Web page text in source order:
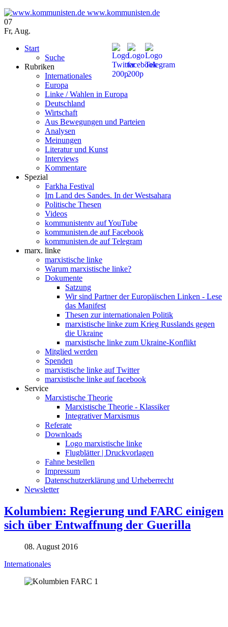
www.kommunisten.de
07
Fr, Aug.
Start
Suche
Rubriken
Internationales
Europa
Linke / Wahlen in Europa
Deutschland
Wirtschaft
Aus Bewegungen und Parteien
Analysen
Meinungen
Literatur und Kunst
Interviews
Kommentare
Spezial
Farkha Festival
Im Land des Sandes. In der Westsahara
Politische Thesen
Videos
kommunistentv auf YouTube
kommunisten.de auf Facebook
kommunisten.de auf Telegram
marx. linke
marxistische linke
Warum marxistische linke?
Dokumente
Satzung
Wir sind Partner der Europäischen Linken - Lese
das Manifest
Thesen zur internationalen Politik
marxistische linke zum Krieg Russlands gegen
die Ukraine
marxistische linke zum Ukraine-Konflikt
Mitglied werden
Spenden
marxistische linke auf Twitter
marxistische linke auf facebook
Service
Marxistische Theorie
Marxistische Theorie - Klassiker
Integrativer Marxismus
Referate
Downloads
Logo marxistische linke
Flugblätter | Druckvorlagen
Fahne bestellen
Impressum
Datenschutzerklärung und Urheberrecht
Newsletter
Kolumbien: Regierung und FARC einigen
sich über Entwaffnung der Guerilla
08. August 2016
Internationales